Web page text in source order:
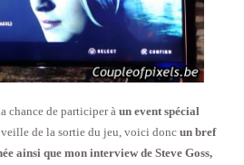
chance de participer à un event spécial
veille de la sortie du jeu, voici donc un bref
ainsi que mon interview de Steve Goss,